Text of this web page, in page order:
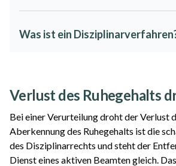
Was ist ein
Verlust des Ruhegehalts
Bei einer Verurteilung droht der Verlust
Aberkennung des Ruhegehalts ist die
des Disziplinarrechts und steht der
Dienst eines aktiven Beamten gleich.